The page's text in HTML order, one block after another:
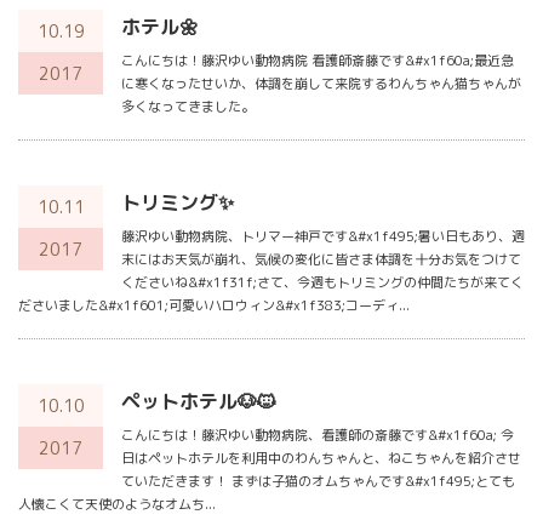
10.19
2017
ホテル🌼
こんにちは！藤沢ゆい動物病院 看護師斎藤です&#x1f60a;最近急
に寒くなったせいか、体調を崩して来院するわんちゃん猫ちゃんが
多くなってきました。
10.11
2017
トリミング✨
藤沢ゆい動物病院、トリマー神戸です&#x1f495;暑い日もあり、週
末にはお天気が崩れ、気候の変化に皆さま体調を十分お気をつけて
くださいね&#x1f31f;さて、今週もトリミングの仲間たちが来てく
ださいました&#x1f601;可愛いハロウィン&#x1f383;コーディ...
10.10
2017
ペットホテル🐶🐱
こんにちは！藤沢ゆい動物病院、看護師の斎藤です&#x1f60a; 今
日はペットホテルを利用中のわんちゃんと、ねこちゃんを紹介させ
ていただきます！ まずは子猫のオムちゃんです&#x1f495;とても
人懐こくて天使のようなオムち...